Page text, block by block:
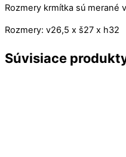
Rozmery krmítka sú merané
Rozmery: v26,5 x š27 x h32
Súvisiace